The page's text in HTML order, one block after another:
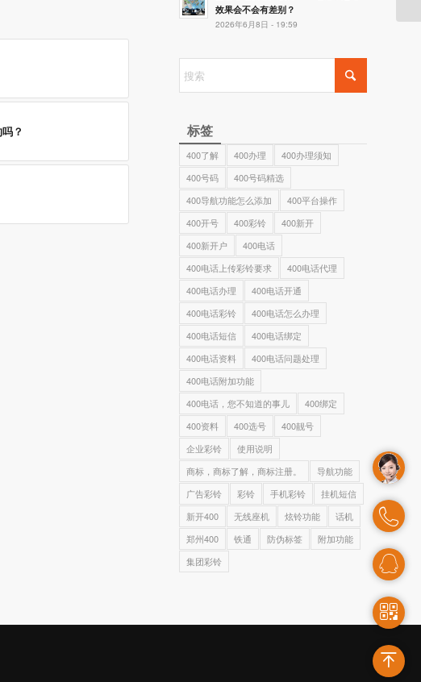
？
效果会不会有差别？
2026年6月8日 - 19:59
标签
400了解 400办理
400办理须知
400号码
400号码精选
400导航功能怎么添加
400平台操作
400开号
400彩铃
400新开
400新开户
400电话
400电话上传彩铃要求
400电话代理
400电话办理
400电话开通
400电话彩铃
400电话怎么办理
400电话短信
400电话绑定
400电话资料
400电话问题处理
400电话附加功能
400电话，您不知道的事儿
400绑定
400资料
400选号
400靓号
企业彩铃
使用说明
商标，商标了解，商标注册。
导航功能
广告彩铃
彩铃 手机彩铃
挂机短信
新开400
无线座机 炫铃功能
话机
郑州400
铁通 防伪标签
附加功能
集团彩铃